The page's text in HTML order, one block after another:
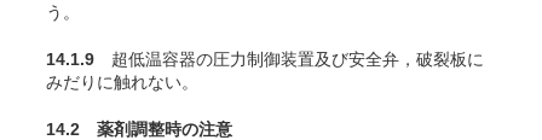
う。
14.1.9 超低温容器の圧力制御装置及び安全弁，破裂板に
みだりに触れない。
14.2 薬剤調整時の注意